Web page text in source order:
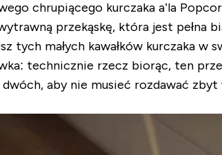
chrupiącego kurczaka a’la
przekąskę, która jest pełna
tych małych kawałków kurczaka w
technicznie rzecz biorąc, ten
aby nie musieć rozdawać zbyt